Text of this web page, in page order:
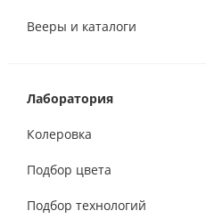
Вееры и каталоги
Лаборатория
Колеровка
Подбор цвета
Подбор технологий